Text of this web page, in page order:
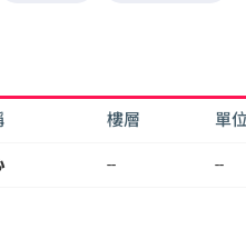
樓層 單
-- --